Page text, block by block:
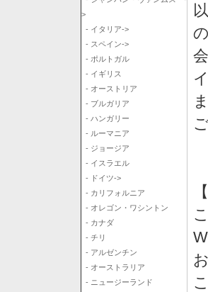
>
- イタリア->
- スペイン->
- ポルトガル
- イギリス
- オーストリア
- ブルガリア
- ハンガリー
- ルーマニア
- ジョージア
- イスラエル
- ドイツ->
- カリフォルニア
- オレゴン・ワシントン
- カナダ
- チリ
- アルゼンチン
- オーストラリア
- ニュージーランド